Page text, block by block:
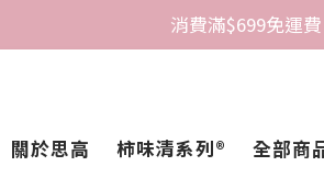
消費滿$699免運
關於思高 柿味清系列®️ 全部商